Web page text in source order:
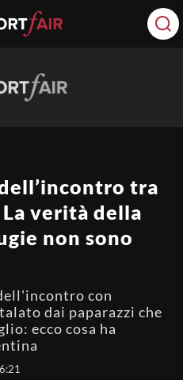
tra
La verità della
non sono
con
dai paparazzi che
ecco cosa ha